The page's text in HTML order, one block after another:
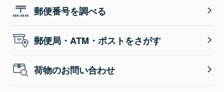
郵便番号を調べる
郵便局・ATM・ポストをさがす
荷物のお問い合わせ